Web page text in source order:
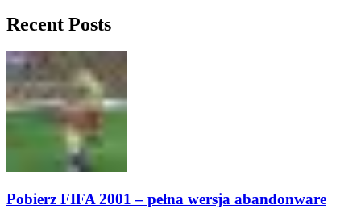
Recent Posts
Pobierz FIFA 2001 – pełna wersja abandonware